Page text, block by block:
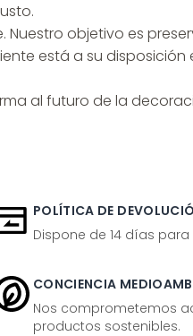
objetivo es
está a su
al futuro de la
POLÍTICA DE
Dispone de 14 días
CONCIENCIA
Nos comprometemos
productos sostenibles.